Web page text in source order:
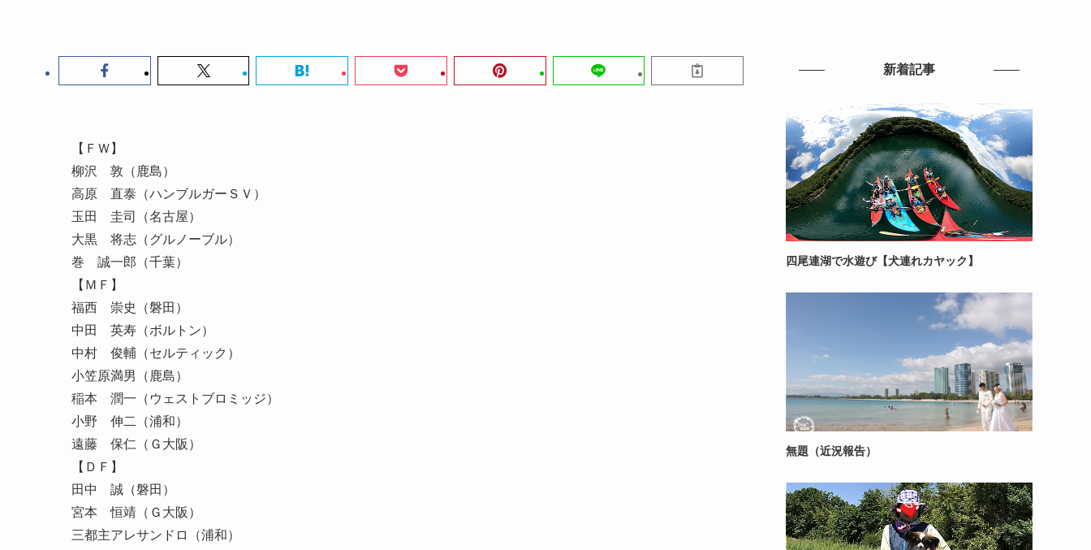
【ＦＷ】
柳沢 敦（鹿島）
高原 直泰（ハンブルガーＳＶ）
玉田 圭司（名古屋）
大黒 将志（グルノーブル）
巻 誠一郎（千葉）
【ＭＦ】
福西 崇史（磐田）
中田 英寿（ボルトン）
中村 俊輔（セルティック）
小笠原満男（鹿島）
稲本 潤一（ウェストブロミッジ）
小野 伸二（浦和）
遠藤 保仁（Ｇ大阪）
【ＤＦ】
田中 誠（磐田）
宮本 恒靖（Ｇ大阪）
三都主アレサンドロ（浦和）
新着記事
四尾連湖で水遊び【犬連れカヤック】
無題（近況報告）